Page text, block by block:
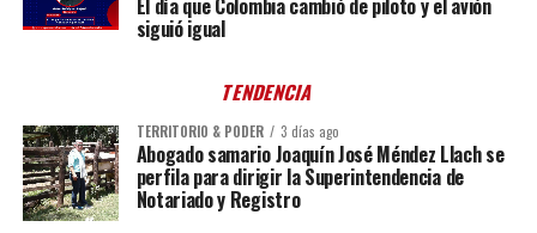
siguió igual
TENDENCIA
TERRITORIO & PODER 3 días ago
Abogado samario Joaquín José Méndez Llach se
perfila para dirigir la Superintendencia de
Notariado y Registro